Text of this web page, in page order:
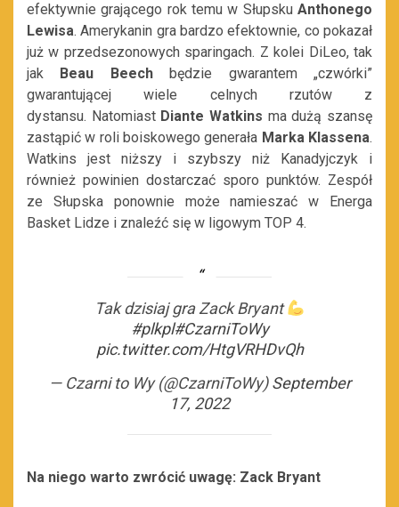
efektywnie grającego rok temu w Słupsku Anthonego
Lewisa. Amerykanin gra bardzo efektownie, co pokazał
już w przedsezonowych sparingach. Z kolei DiLeo, tak
jak
Beau Beechbędzie gwarantem „czwórki”
gwarantującej wiele celnych rzutów z
dystansu. Natomiast Diante Watkins ma dużą szansę
zastąpić w roli boiskowego generała Marka Klassena.
Watkins jest niższy i szybszy niż Kanadyjczyk i
również powinien dostarczać sporo punktów. Zespół
ze Słupska ponownie może namieszać w Energa
Basket Lidze i znaleźć się w ligowym TOP 4.
Tak dzisiaj gra Zack Bryant
#plkpl#CzarniToWy
pic.twitter.com/HtgVRHDvQh
— Czarni to Wy (@CzarniToWy)September
17, 2022
Na niego warto zwrócić uwagę: Zack Bryant